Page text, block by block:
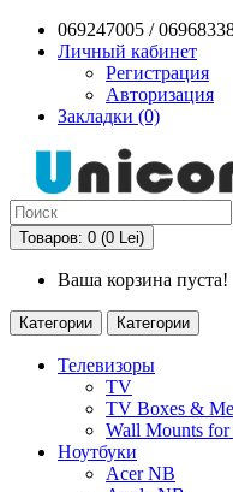
069247005 /
Личный кабинет
Регистрация
Авторизация
Закладки (0)
Товаров: 0 (0 Lei)
Ваша корзина пуста!
Категории Категории
Телевизоры
TV
TV Boxes &
Wall Mounts
Ноутбуки
Acer NB